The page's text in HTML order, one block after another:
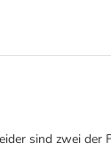
sind zwei der